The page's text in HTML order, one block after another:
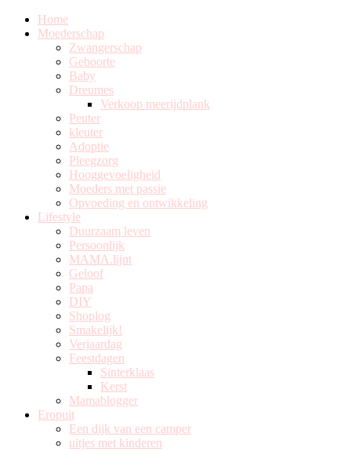
Home
Moederschap
Zwangerschap
Geboorte
Baby
Dreumes
Verkoop meerijdplank
Peuter
kleuter
Adoptie
Pleegzorg
Hooggevoeligheid
Moeders met passie
Opvoeding en ontwikkeling
Lifestyle
Duurzaam leven
Persoonlijk
MAMA.lijnt
Geloof
Papa
DIY
Shoplog
Smakelijk!
Verjaardag
Feestdagen
Sinterklaas
Kerst
Mamablogger
Eropuit
Een dijk van een camper
uitjes met kinderen